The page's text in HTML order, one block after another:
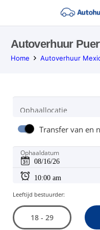
Autoverhuur
Home Autoverhuur
Ophaallocatie
Transfer van en
Ophaaldatum
Leeftijd bestuurder:
18 - 29